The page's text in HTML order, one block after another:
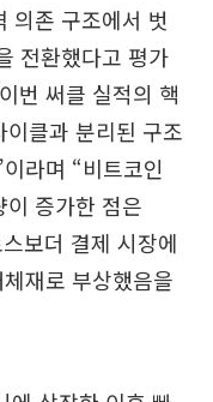
의존 구조에서 벗
전환했다고 평가
번 써클 실적의 핵
클과 분리된 구조
라며 “비트코인
증가한 점은
보더 결제 시장에
재로 부상했음을